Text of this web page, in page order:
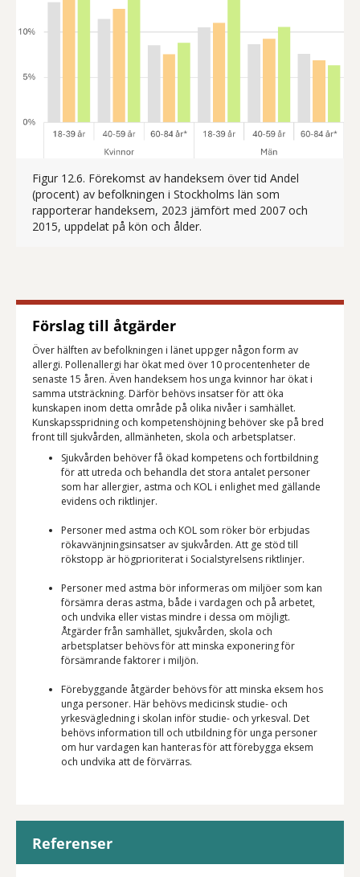
Figur 12.6. Förekomst av handeksem över tid Andel
(procent) av befolkningen i Stockholms län som
rapporterar handeksem, 2023 jämfört med 2007 och
2015, uppdelat på kön och ålder.
Förslag till åtgärder
Över hälften av befolkningen i länet uppger någon form av
allergi. Pollenallergi har ökat med över 10 procentenheter de
senaste 15 åren. Även handeksem hos unga kvinnor har ökat i
samma utsträckning. Därför behövs insatser för att öka
kunskapen inom detta område på olika nivåer i samhället.
Kunskapsspridning och kompetenshöjning behöver ske på bred
front till sjukvården, allmänheten, skola och arbetsplatser.
Sjukvården behöver få ökad kompetens och fortbildning
för att utreda och behandla det stora antalet personer
som har allergier, astma och KOL i enlighet med gällande
evidens och riktlinjer.
Personer med astma och KOL som röker bör erbjudas
rökavvänjningsinsatser av sjukvården. Att ge stöd till
rökstopp är högprioriterat i Socialstyrelsens riktlinjer.
Personer med astma bör informeras om miljöer som kan
försämra deras astma, både i vardagen och på arbetet,
och undvika eller vistas mindre i dessa om möjligt.
Åtgärder från samhället, sjukvården, skola och
arbetsplatser behövs för att minska exponering för
försämrande faktorer i miljön.
Förebyggande åtgärder behövs för att minska eksem hos
unga personer. Här behövs medicinsk studie- och
yrkesvägledning i skolan inför studie- och yrkesval. Det
behövs information till och utbildning för unga personer
om hur vardagen kan hanteras för att förebygga eksem
och undvika att de förvärras.
Referenser